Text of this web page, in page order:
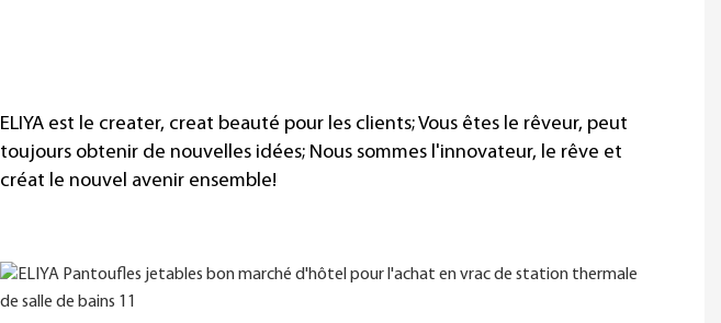
ELIYA est le creater, creat beauté pour les clients; Vous êtes le rêveur, peut
toujours obtenir de nouvelles idées; Nous sommes l'innovateur, le rêve et
créat le nouvel avenir ensemble!